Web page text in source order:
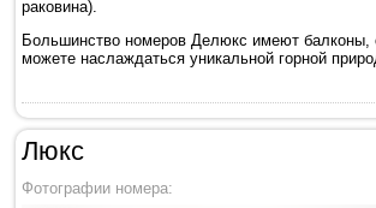
раковина).
Большинство номеров Делюкс имеют балконы,
можете наслаждаться уникальной горной
Люкс
Фотографии номера: